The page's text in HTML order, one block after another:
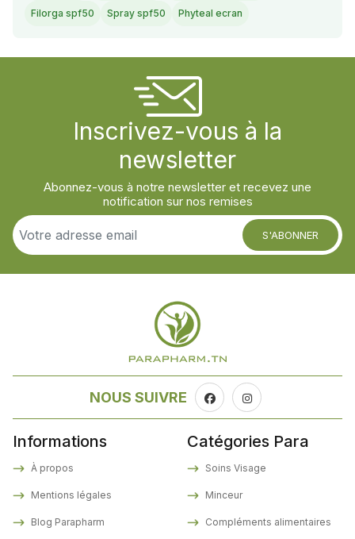
Filorga spf50 Spray spf50 Phyteal ecran
Inscrivez-vous à la
newsletter
Abonnez-vous à notre newsletter et recevez une
notification sur nos remises
S'ABONNER
NOUS SUIVRE
Informations
À propos
Mentions légales
Blog Parapharm
Catégories Para
Soins Visage
Minceur
Compléments alimentaires